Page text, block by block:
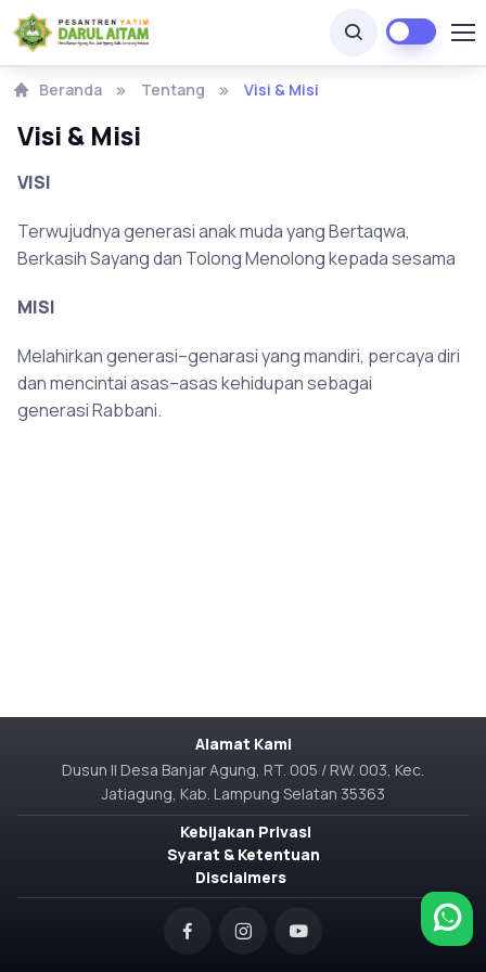
Beranda Tentang Visi & Misi
Visi & Misi
VISI
Terwujudnya generasi anak muda yang Bertaqwa,
Berkasih Sayang dan Tolong Menolong kepada sesama
MISI
Melahirkan generasi–genarasi yang mandiri, percaya diri
dan mencintai asas–asas kehidupan sebagai
generasi Rabbani.
Alamat Kami
Dusun II Desa Banjar Agung, RT. 005 / RW. 003, Kec.
Jatiagung, Kab. Lampung Selatan 35363
Kebijakan Privasi
Syarat & Ketentuan
Disclaimers